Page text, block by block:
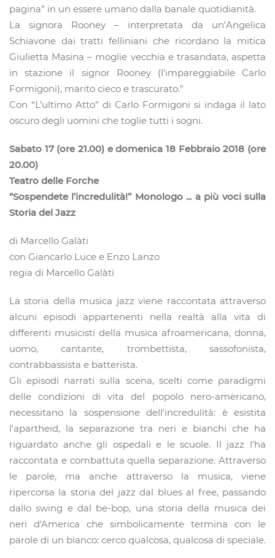
pagina” in un essere umano dalla banale quotidianità.
La signora Rooney – interpretata da un’Angelica
Schiavone dai tratti felliniani che ricordano la mitica
Giulietta Masina – moglie vecchia e trasandata, aspetta
in stazione il signor Rooney (l’impareggiabile Carlo
Formigoni), marito cieco e trascurato.”
Con “L’ultimo Atto” di Carlo Formigoni si indaga il lato
oscuro degli uomini che toglie tutti i sogni.
Sabato 17 (ore 21.00) e domenica 18 Febbraio 2018 (ore
20.00)
Teatro delle Forche
“Sospendete l’incredulità!” Monologo ... a più voci sulla
Storia del Jazz
di Marcello Galàti
con Giancarlo Luce e Enzo Lanzo
regia di Marcello Galàti
La storia della musica jazz viene raccontata attraverso
alcuni episodi appartenenti nella realtà alla vita di
differenti musicisti della musica afroamericana, donna,
uomo, cantante, trombettista, sassofonista,
contrabbassista e batterista.
Gli episodi narrati sulla scena, scelti come paradigmi
delle condizioni di vita del popolo nero-americano,
necessitano la sospensione dell'incredulità: è esistita
l'apartheid, la separazione tra neri e bianchi che ha
riguardato anche gli ospedali e le scuole. Il jazz l'ha
raccontata e combattuta quella separazione. Attraverso
le parole, ma anche attraverso la musica, viene
ripercorsa la storia del jazz dal blues al free, passando
dallo swing e dal be-bop, una storia della musica dei
neri d'America che simbolicamente termina con le
parole di un bianco: cerco qualcosa, qualcosa di speciale.